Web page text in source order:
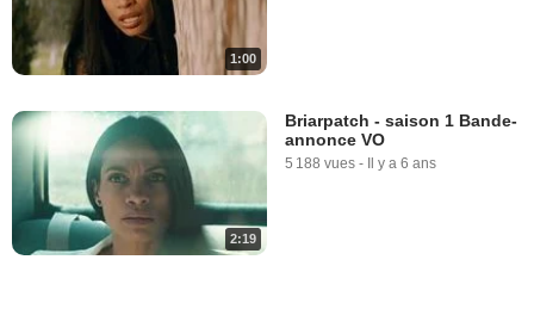
1:00
2:19
Briarpatch - saison 1 Bande-
annonce VO
5 188 vues - Il y a 6 ans